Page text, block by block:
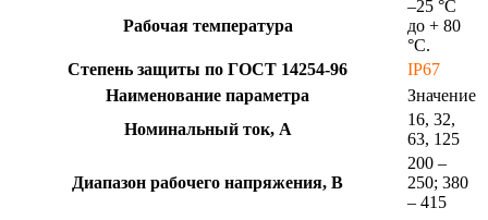
Рабочая температура
–25 °С
до + 80
°С.
Степень защиты по ГОСТ 14254-96
IP67
Наименование параметра
Значение
Номинальный ток, А
16, 32,
63, 125
Диапазон рабочего напряжения, В
200 –
250; 380
– 415